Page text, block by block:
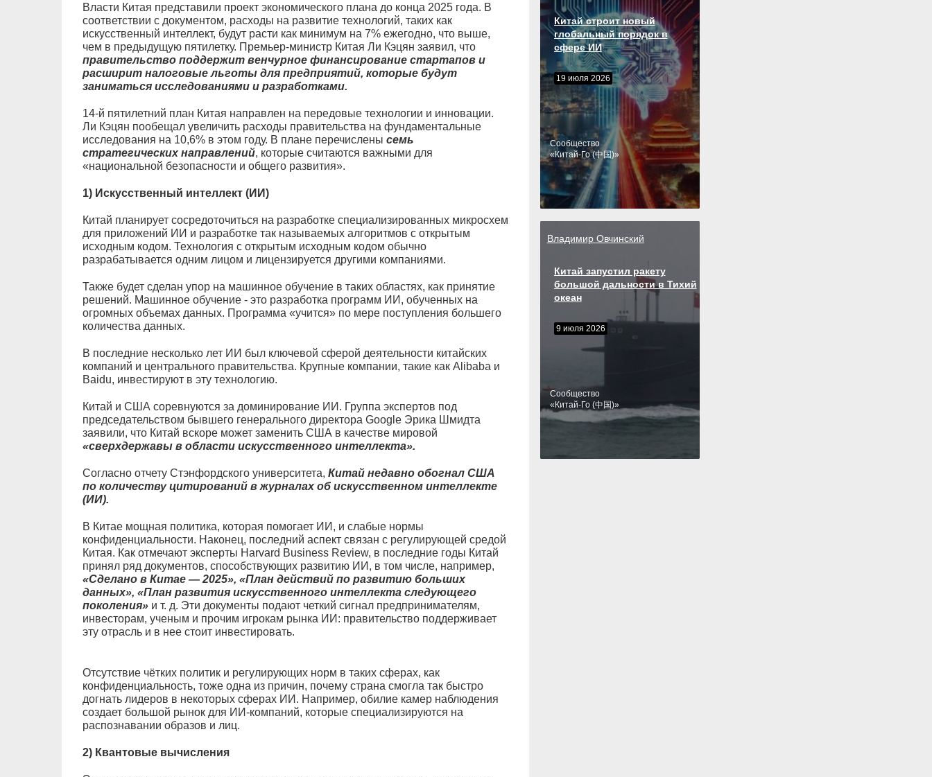
Власти Китая представили проект экономического плана до конца 2025 года. В
соответствии с документом, расходы на развитие технологий, таких как
искусственный интеллект, будут расти как минимум на 7% ежегодно, что выше,
чем в предыдущую пятилетку. Премьер-министр Китая Ли Кэцян заявил, что
правительство поддержит венчурное финансирование стартапов и
расширит налоговые льготы для предприятий, которые будут
заниматься исследованиями и разработками.
14-й пятилетний план Китая направлен на передовые технологии и инновации.
Ли Кэцян пообещал увеличить расходы правительства на фундаментальные
исследования на 10,6% в этом году. В плане перечислены семь
стратегических направлений, которые считаются важными для
«национальной безопасности и общего развития».
1) Искусственный интеллект (ИИ)
Китай планирует сосредоточиться на разработке специализированных микросхем
для приложений ИИ и разработке так называемых алгоритмов с открытым
исходным кодом. Технология с открытым исходным кодом обычно
разрабатывается одним лицом и лицензируется другими компаниями.
Также будет сделан упор на машинное обучение в таких областях, как принятие
решений. Машинное обучение - это разработка программ ИИ, обученных на
огромных объемах данных. Программа «учится» по мере поступления большего
количества данных.
В последние несколько лет ИИ был ключевой сферой деятельности китайских
компаний и центрального правительства. Крупные компании, такие как Alibaba и
Baidu, инвестируют в эту технологию.
Китай и США соревнуются за доминирование ИИ. Группа экспертов под
председательством бывшего генерального директора Google Эрика Шмидта
заявили, что Китай вскоре может заменить США в качестве мировой
«сверхдержавы в области искусственного интеллекта».
Согласно отчету Стэнфордского университета, Китай недавно обогнал США
по количеству цитирований в журналах об искусственном интеллекте
(ИИ).
В Китае мощная политика, которая помогает ИИ, и слабые нормы
конфиденциальности. Наконец, последний аспект связан с регулирующей средой
Китая. Как отмечают эксперты Harvard Business Review, в последние годы Китай
принял ряд документов, способствующих развитию ИИ, в том числе, например,
«Сделано в Китае — 2025», «План действий по развитию больших
данных», «План развития искусственного интеллекта следующего
поколения» и т. д. Эти документы подают четкий сигнал предпринимателям,
инвесторам, ученым и прочим игрокам рынка ИИ: правительство поддерживает
эту отрасль и в нее стоит инвестировать.
Отсутствие чётких политик и регулирующих норм в таких сферах, как
конфиденциальность, тоже одна из причин, почему страна смогла так быстро
догнать лидеров в некоторых сферах ИИ. Например, обилие камер наблюдения
создает большой рынок для ИИ-компаний, которые специализируются на
распознавании образов и лиц.
2) Квантовые вычисления
Китай строит новый
глобальный порядок в
сфере ИИ
19 июля 2026
Cообщество
«Китай-Го (中国)»
Владимир Овчинский
Китай запустил ракету
большой дальности в Тихий
океан
9 июля 2026
Cообщество
«Китай-Го (中国)»